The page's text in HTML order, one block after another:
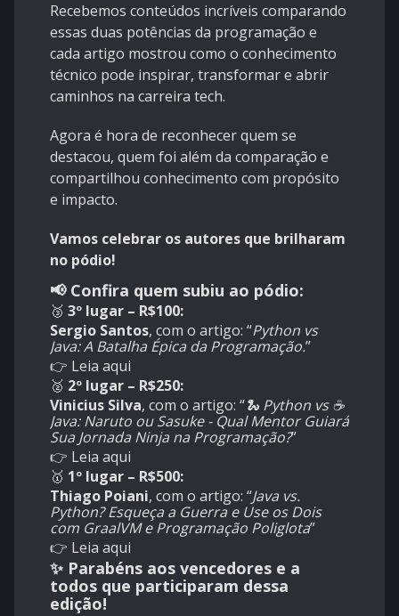
Recebemos conteúdos incríveis comparando
essas duas potências da programação e
cada artigo mostrou como o conhecimento
técnico pode inspirar, transformar e abrir
caminhos na carreira tech.
Agora é hora de reconhecer quem se
destacou, quem foi além da comparação e
compartilhou conhecimento com propósito
e impacto.
Vamos celebrar os autores que brilharam
no pódio!
📢 Confira quem subiu ao pódio:
🥉 3º lugar – R$100:
Sergio Santos, com o artigo: “Python vs
Java: A Batalha Épica da Programação.”
👉 Leia aqui
🥈 2º lugar – R$250:
Vinicius Silva, com o artigo: “🐍 Python vs ☕
Java: Naruto ou Sasuke - Qual Mentor Guiará
Sua Jornada Ninja na Programação?”
👉 Leia aqui
🥇 1º lugar – R$500:
Thiago Poiani, com o artigo: “Java vs.
Python? Esqueça a Guerra e Use os Dois
com GraalVM e Programação Poliglota”
👉 Leia aqui
✨ Parabéns aos vencedores e a
todos que participaram dessa
edição!